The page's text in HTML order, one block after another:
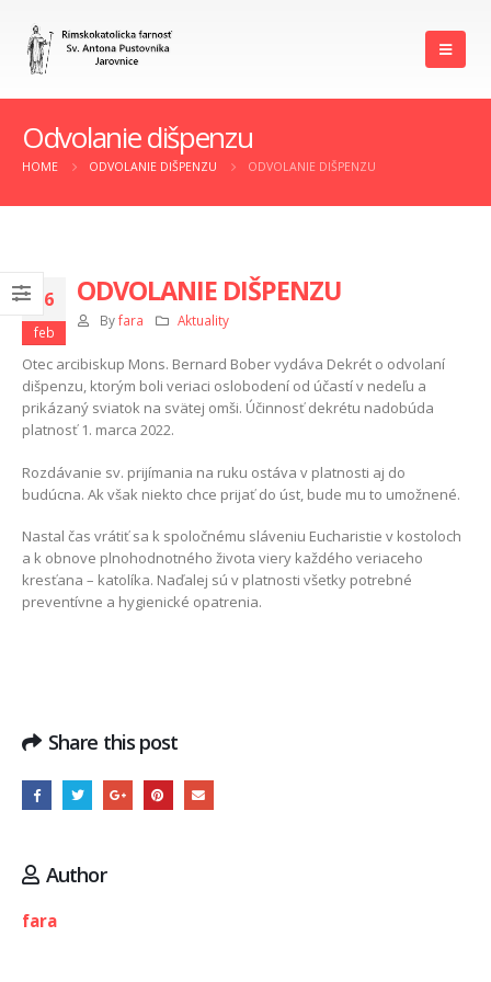
Odvolanie dišpenzu
HOME ODVOLANIE DIŠPENZU ODVOLANIE DIŠPENZU
26
feb
ODVOLANIE DIŠPENZU
By fara Aktuality
Otec arcibiskup Mons. Bernard Bober vydáva Dekrét o odvolaní
dišpenzu, ktorým boli veriaci oslobodení od účastí v nedeľu a
prikázaný sviatok na svätej omši. Účinnosť dekrétu nadobúda
platnosť 1. marca 2022.
Rozdávanie sv. prijímania na ruku ostáva v platnosti aj do
budúcna. Ak však niekto chce prijať do úst, bude mu to umožnené.
Nastal čas vrátiť sa k spoločnému sláveniu Eucharistie v kostoloch
a k obnove plnohodnotného života viery každého veriaceho
kresťana – katolíka. Naďalej sú v platnosti všetky potrebné
preventívne a hygienické opatrenia.
Share this post
Author
fara